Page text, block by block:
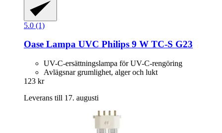
5.0 (1)
Oase Lampa UVC Philips 9 W TC-​S G23
UV-C-ersättningslampa för UV-C-rengöring
Avlägsnar grumlighet, alger och lukt
123 kr
Leverans till 17. augusti